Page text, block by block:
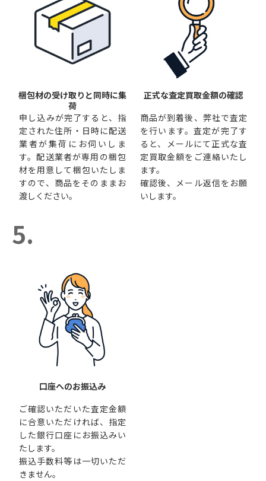
梱包材の受け取りと同時に集
荷
申し込みが完了すると、指
定された住所・日時に配送
業者が集荷にお伺いしま
す。配送業者が専用の梱包
材を用意して梱包いたしま
すので、商品をそのままお
渡しください。
正式な査定買取金額の確認
商品が到着後、弊社で査定
を行います。査定が完了す
ると、メールにて正式な査
定買取金額をご連絡いたし
ます。
確認後、メール返信をお願
いします。
5.
口座へのお振込み
ご確認いただいた査定金額
に合意いただければ、指定
した銀行口座にお振込みい
たします。
振込手数料等は一切いただ
きません。